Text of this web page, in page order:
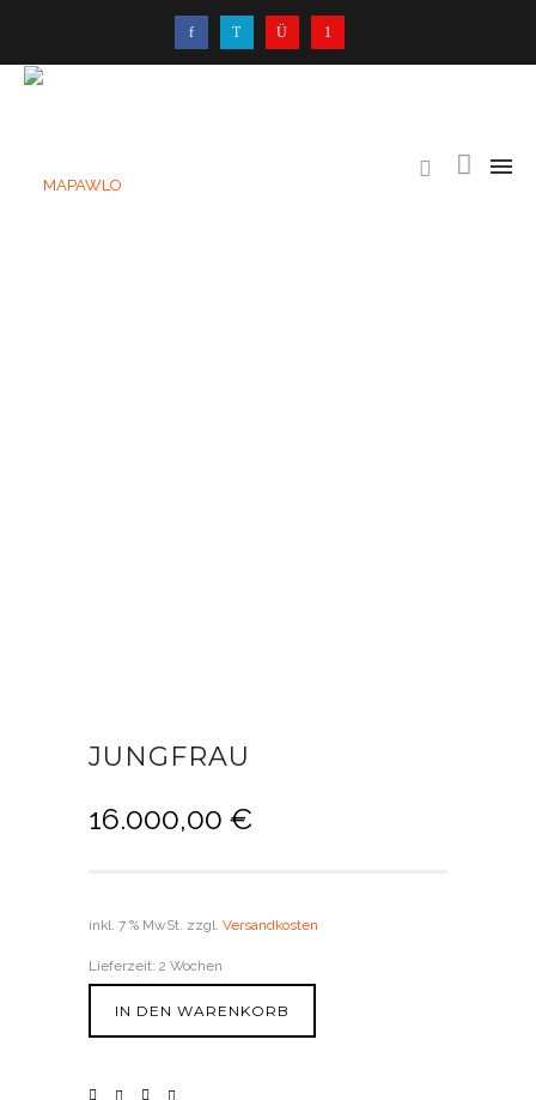
JUNGFRAU
16.000,00 €
inkl. 7 % MwSt. zzgl. Versandkosten
Lieferzeit: 2 Wochen
IN DEN WARENKORB